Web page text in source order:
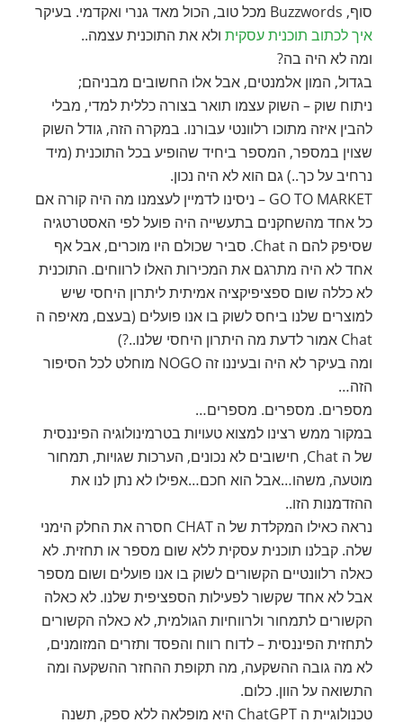
סוף, Buzzwords מכל טוב, הכול מאד גנרי ואקדמי. בעיקר
איך לכתוב תוכנית עסקיתולא את התוכנית עצמה..
ומה לא היה בה?
בגדול, המון אלמנטים, אבל אלו החשובים מבניהם;
ניתוח שוק – השוק עצמו תואר בצורה כללית למדי, מבלי
להבין איזה מתוכו רלוונטי עבורנו. במקרה הזה, גודל השוק
שצוין במספר, המספר ביחיד שהופיע בכל התוכנית (מיד
נרחיב על כך..) גם הוא לא היה נכון.
GO TO MARKET – ניסינו לדמיין לעצמנו מה היה קורה אם
כל אחד מהשחקנים בתעשייה היה פועל לפי האסטרטגיה
שסיפק להם ה Chat. סביר שכולם היו מוכרים, אבל אף
אחד לא היה מתרגם את המכירות האלו לרווחים. התוכנית
לא כללה שום ספציפיקציה אמיתית ליתרון היחסי שיש
למוצרים שלנו ביחס לשוק בו אנו פועלים (בעצם, מאיפה ה
Chat אמור לדעת מה היתרון היחסי שלנו..?)
ומה בעיקר לא היה ובעיננו זה NOGO מוחלט לכל הסיפור
הזה…
מספרים. מספרים. מספרים…
במקור ממש רצינו למצוא טעויות בטרמינולוגיה הפיננסית
של ה Chat, חישובים לא נכונים, הערכות שגויות, תמחור
מוטעה, משהו…אבל הוא חכם…אפילו לא נתן לנו את
ההזדמנות הזו..
נראה כאילו המקלדת של ה CHAT חסרה את החלק הימני
שלה. קבלנו תוכנית עסקית ללא שום מספר או תחזית. לא
כאלה רלוונטיים הקשורים לשוק בו אנו פועלים ושום מספר
אבל לא אחד שקשור לפעילות הספציפית שלנו. לא כאלה
הקשורים לתמחור ולרווחיות הגולמית, לא כאלה הקשורים
לתחזית הפיננסית – לדוח רווח והפסד ותזרים המזומנים,
לא מה גובה ההשקעה, מה תקופת ההחזר ההשקעה ומה
התשואה על הוון. כלום.
טכנולוגיית ה ChatGPT היא מופלאה ללא ספק, תשנה